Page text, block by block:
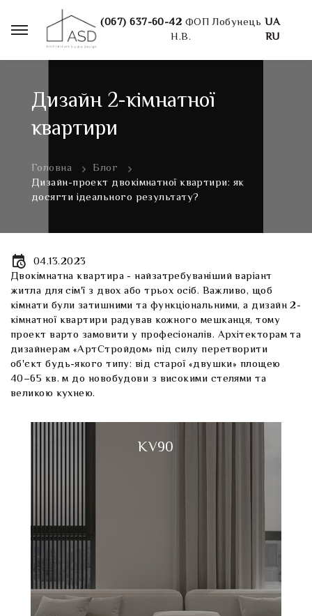
(067) 637-60-42 ФОП Лобунець
Н.В.
UA
RU
Дизайн 2-кімнатної
квартири
Головна
Блог
Дизайн-проект двокімнатної квартири: як
досягти ідеального результату?
04.13.2023
Двокімнатна квартира - найзатребуваніший варіант
житла для сім'ї з двох або трьох осіб. Важливо, щоб
кімнати були затишними та функціональними, а дизайн 2-
кімнатної квартири радував кожного мешканця, тому
проект варто замовити у професіоналів. Архітекторам та
дизайнерам «АртСтройдом» під силу перетворити
об'єкт будь-якого типу: від старої «двушки» площею
40–65 кв. м до новобудови з високими стелями та
великою кухнею.
KV90